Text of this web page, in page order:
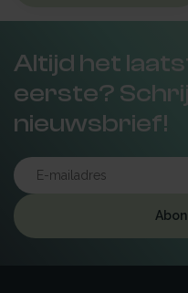
Altijd het
eerste?
nieuwsbrief!